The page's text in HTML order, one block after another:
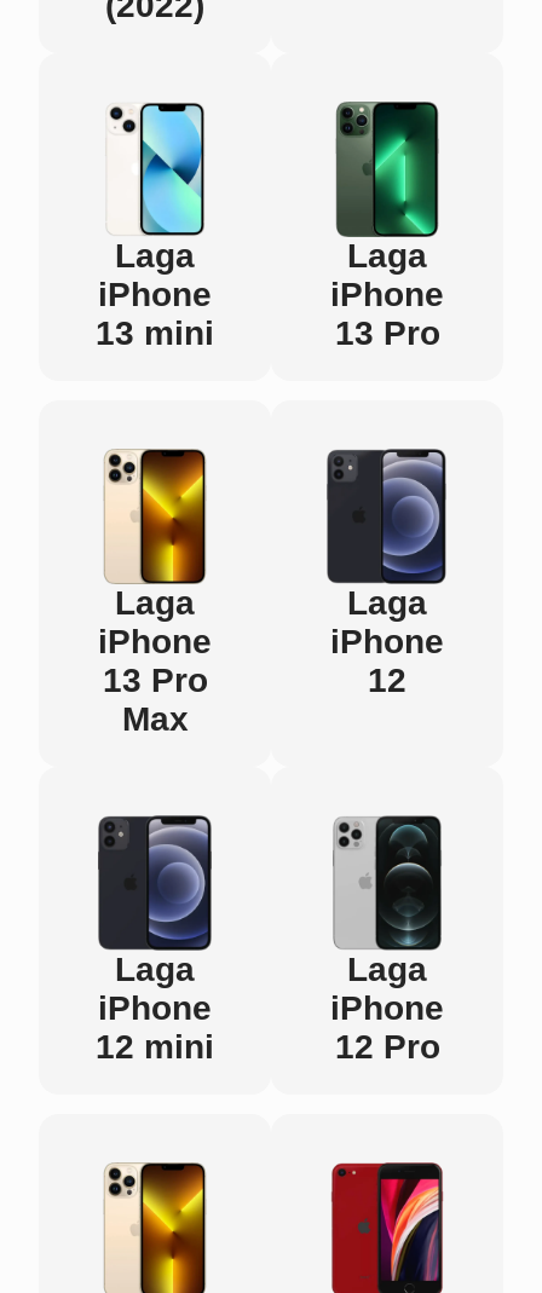
Laga
iPhone
13 mini
Laga
iPhone
13 Pro
Laga
iPhone
13 Pro
Max
Laga
iPhone
12
Laga
iPhone
12 mini
Laga
iPhone
12 Pro